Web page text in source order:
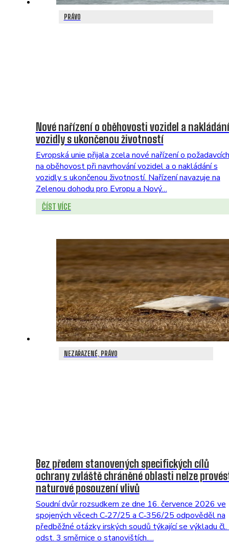
PRÁVO
Nové nařízení o oběhovosti vozidel a
vozidly s ukončenou životností
Evropská unie přijala zcela nové nařízení o požadavcích
na oběhovost při navrhování vozidel a o nakládání s
vozidly s ukončenou životností. Nařízení navazuje na
Zelenou dohodu pro Evropu a Nový…
ČÍST VÍCE
NEZAŘAZENÉ, PRÁVO
Bez předem stanovených specifických cílů
ochrany zvláště chráněné oblasti nelze
naturové posouzení vlivů
Soudní dvůr rozsudkem ze dne 16. července 2026 ve
spojených věcech C‑27/25 a C‑356/25 odpověděl na
předběžné otázky irských soudů týkající se výkladu
odst. 3 směrnice o stanovištích.…